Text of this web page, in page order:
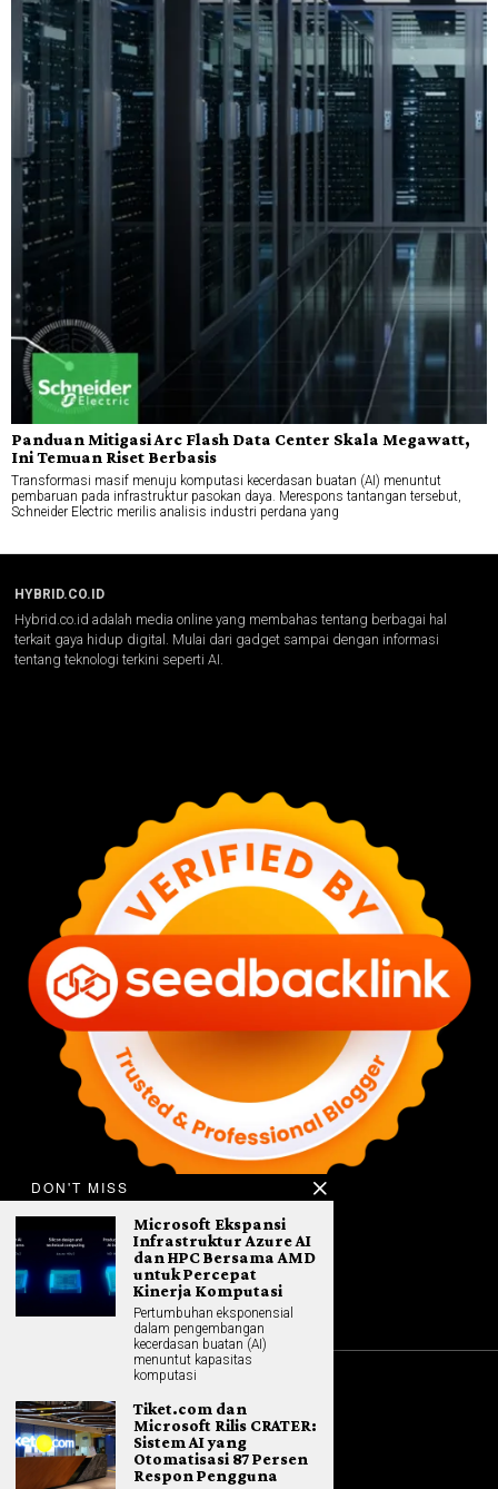
Panduan Mitigasi Arc Flash Data Center Skala Megawatt,
Ini Temuan Riset Berbasis
Transformasi masif menuju komputasi kecerdasan buatan (AI) menuntut
pembaruan pada infrastruktur pasokan daya. Merespons tantangan tersebut,
Schneider Electric merilis analisis industri perdana yang
HYBRID.CO.ID
Hybrid.co.id adalah media online yang membahas tentang berbagai hal
terkait gaya hidup digital. Mulai dari gadget sampai dengan informasi
tentang teknologi terkini seperti AI.
©2026All rights reserved. Hybrid.co.id
DON'T MISS
Microsoft Ekspansi
Infrastruktur Azure AI
dan HPC Bersama AMD
untuk Percepat
Kinerja Komputasi
Pertumbuhan eksponensial
dalam pengembangan
kecerdasan buatan (AI)
menuntut kapasitas
komputasi
Tiket.com dan
Microsoft Rilis CRATER:
Sistem AI yang
Otomatisasi 87 Persen
Respon Pengguna